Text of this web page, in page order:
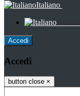
Italiano
Accedi
Accedi
button close ×